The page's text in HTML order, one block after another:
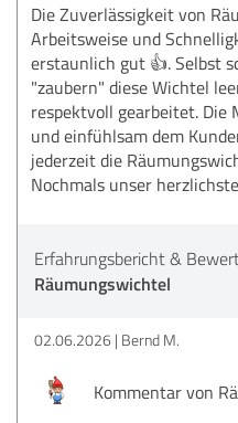
Die Zuverlässigkeit von
Arbeitsweise und
erstaunlich gut 👍. Selbst
"zaubern" diese Wichtel
respektvoll gearbeitet.
und einfühlsam dem
jederzeit die
Nochmals unser
Erfahrungsbericht &
Räumungswichtel
02.06.2026 Bernd M.
Kommentar von